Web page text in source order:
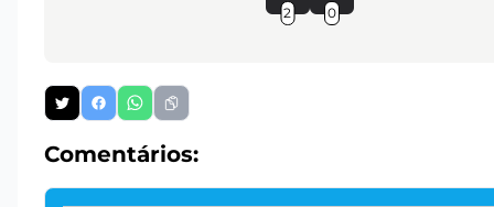
2 0
Comentários: